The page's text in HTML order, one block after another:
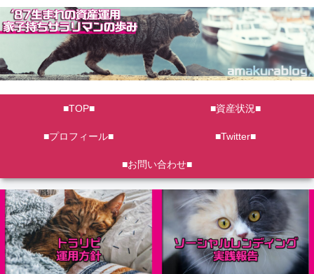
■TOP■ ■資産状況■
■プロフィール■ ■Twitter■
■お問い合わせ■